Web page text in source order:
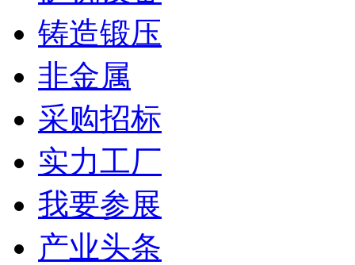
铸造锻压
非金属
采购招标
实力工厂
我要参展
产业头条